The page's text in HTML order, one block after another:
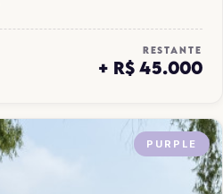
RESTANTE
+ R$ 45.000
PURPLE